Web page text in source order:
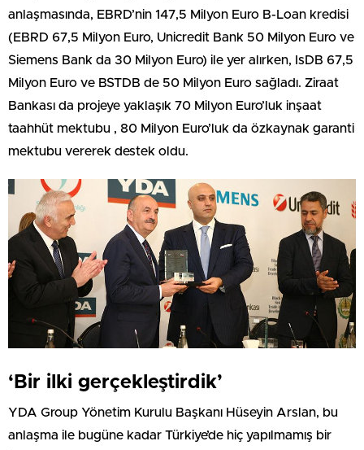
anlaşmasında, EBRD’nin 147,5 Milyon Euro B-Loan kredisi
(EBRD 67,5 Milyon Euro, Unicredit Bank 50 Milyon Euro ve
Siemens Bank da 30 Milyon Euro) ile yer alırken, IsDB 67,5
Milyon Euro ve BSTDB de 50 Milyon Euro sağladı. Ziraat
Bankası da projeye yaklaşık 70 Milyon Euro’luk inşaat
taahhüt mektubu , 80 Milyon Euro’luk da özkaynak garanti
mektubu vererek destek oldu.
‘Bir ilki gerçekleştirdik’
YDA Group Yönetim Kurulu Başkanı Hüseyin Arslan, bu
anlaşma ile bugüne kadar Türkiye’de hiç yapılmamış bir